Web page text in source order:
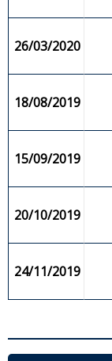
26/03/2020
18/08/2019
15/09/2019
20/10/2019
24/11/2019